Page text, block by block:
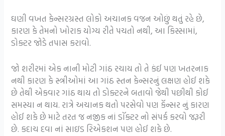
ઘણી વખત કેન્સરગ્રસ્ત લોકો અચાનક વજન ઓછું થતું રહે છે,
કારણ કે તેમનો ખોરાક યોગ્ય રીતે પચતો નથી, આ કિસ્સામાં,
ડોક્ટર જોડે તપાસ કરાવો.
જો શરીરમાં એક નાની મોટી ગાંઠ રચાય તો તે કંઈ પણ ખતરનાક
નથી કારણ કે સ્ત્રીઓમાં આ ગાંઠ સ્તન કેન્સરનું લક્ષણ હોઈ શકે
છે તેથી એકવાર ગાંઠ થાય તો ડોક્ટરને બતાવો જેથી પછીથી કોઈ
સમસ્યા ન થાય. રાત્રે અચાનક થતો પરસેવો પણ કૅન્સર નું કારણ
હોઈ શકે છે માટે તરત જ નજીક નાં ડૉક્ટર નો સંપર્ક કરવો જરૂરી
છે. કદાચ દવા નાં સાઇડ રિએકશન પણ હોઈ શકે છે.